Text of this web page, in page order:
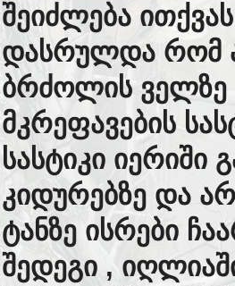
შეიძლება
დასრულდა რომ
ბრძოლის
მკრეფავების
სასტიკი იერიში
კიდურებზე და
ტანზე ისრები
შედეგი ,